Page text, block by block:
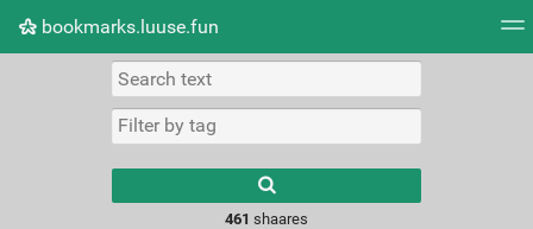
bookmarks.luuse.fun
Picture wall
results.
461 shaares